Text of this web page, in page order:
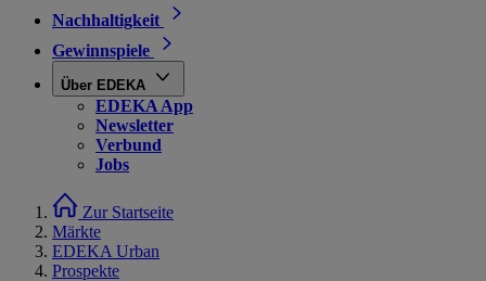
Nachhaltigkeit
Gewinnspiele
Über EDEKA
EDEKA App
Newsletter
Verbund
Jobs
Zur Startseite
Märkte
EDEKA Urban
Prospekte